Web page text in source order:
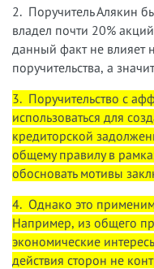
2. Поручитель Алякин
владел почти 20%
данный факт не влияет
поручительства, а
3. Поручительство с
использоваться для
кредиторской
общему правилу в
обосновать мотивы
4. Однако это
Например, из общего
экономические
действия сторон не